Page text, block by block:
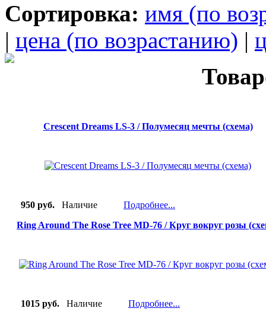
Сортировка: имя (по
| цена (по возрастанию) |
Crescent Dreams LS-3 / Полумесяц мечты (схема)
950 руб. Наличие
Подробнее...
Ring Around The Rose Tree MD-76 / Круг вокруг розы
1015 руб. Наличие Подробнее...